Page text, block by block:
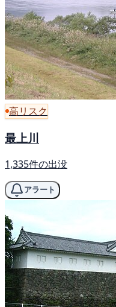
高リスク
最上川
1,335件の出没
アラート